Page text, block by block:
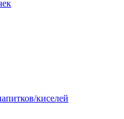
киселей